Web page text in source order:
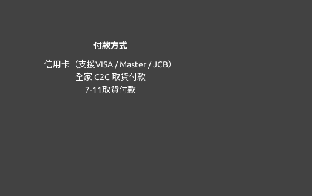
付款方式
信用卡（支援VISA / Master / JCB）
全家 C2C 取貨付款
7-11取貨付款